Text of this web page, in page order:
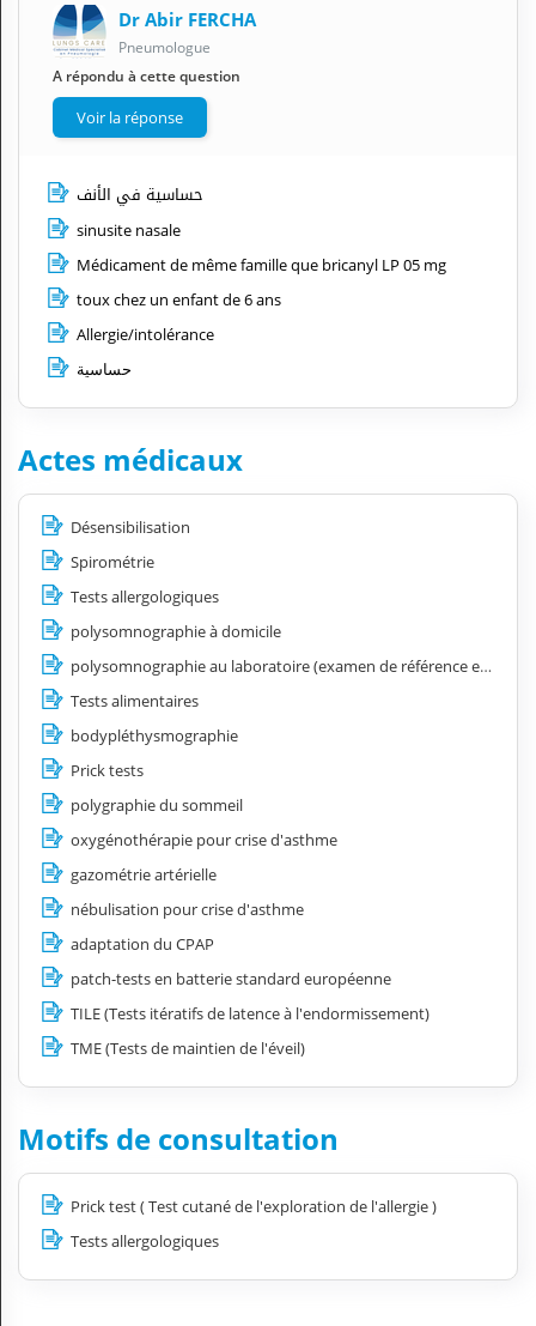
Dr Abir FERCHA
Pneumologue
A répondu à cette question
Voir la réponse
حساسية في الأنف
sinusite nasale
Médicament de même famille que bricanyl LP 05 mg
toux chez un enfant de 6 ans
Allergie/intolérance
حساسية
Actes médicaux
Désensibilisation
Spirométrie
Tests allergologiques
polysomnographie à domicile
polysomnographie au laboratoire (examen de référence en sommeil)
Tests alimentaires
bodypléthysmographie
Prick tests
polygraphie du sommeil
oxygénothérapie pour crise d'asthme
gazométrie artérielle
nébulisation pour crise d'asthme
adaptation du CPAP
patch-tests en batterie standard européenne
TILE (Tests itératifs de latence à l'endormissement)
TME (Tests de maintien de l'éveil)
Motifs de consultation
Prick test ( Test cutané de l'exploration de l'allergie )
Tests allergologiques